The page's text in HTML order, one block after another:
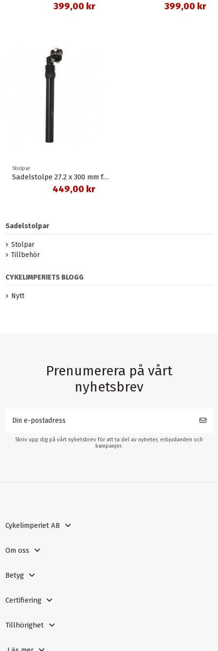
399,00 kr 399,00 kr
Stolpar
Sadelstolpe 27.2 x 300 mm fjädrad spectra
449,00 kr
Sadelstolpar
Stolpar
Tillbehör
CYKELIMPERIETS BLOGG
Nytt
Prenumerera på vårt
nyhetsbrev
Skriv upp dig på vårt nyhetsbrev för att ta del av nyheter, erbjudanden och
kampanjer.
Cykelimperiet AB
Om oss
Betyg
Certifiering
Tillhörighet